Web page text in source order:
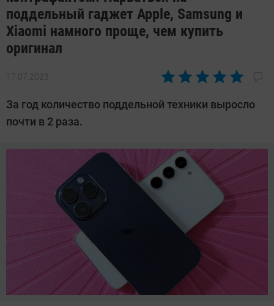
поддельный гаджет Apple, Samsung и
Xiaomi намного проще, чем купить
оригинал
17.07.2023
Автор:
Довлатова
За год количество поддельной техники выросло
почти в 2 раза.